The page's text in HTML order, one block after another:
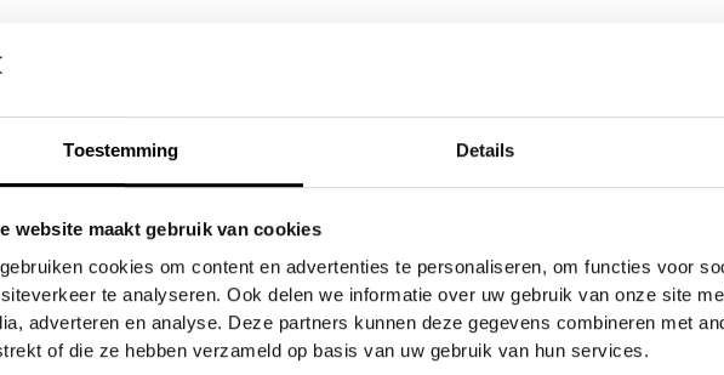
Toestemming Details
website maakt gebruik van cookies
cookies om content en advertenties te personaliseren, om functies voor
te analyseren. Ook delen we informatie over uw gebruik van onze site
adverteren en analyse. Deze partners kunnen deze gegevens combineren met
of die ze hebben verzameld op basis van uw gebruik van hun services.